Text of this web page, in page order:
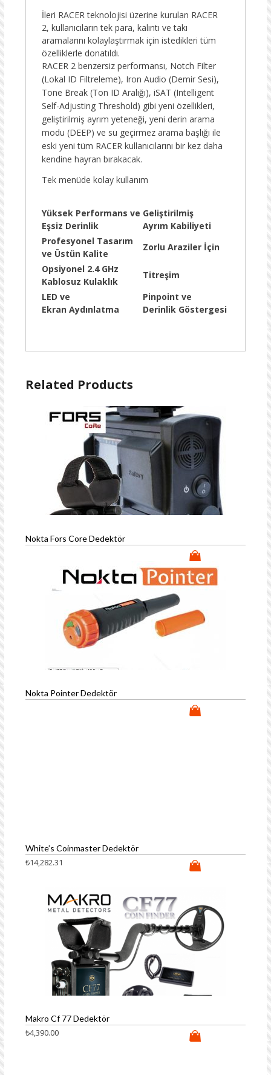
İleri RACER teknolojisi üzerine kurulan RACER
2, kullanıcıların tek para, kalıntı ve takı
aramalarını kolaylaştırmak için istedikleri tüm
özelliklerle donatıldı.
RACER 2 benzersiz performansı, Notch Filter
(Lokal ID Filtreleme), Iron Audio (Demir Sesi),
Tone Break (Ton ID Aralığı), iSAT (Intelligent
Self-Adjusting Threshold) gibi yeni özellikleri,
geliştirilmiş ayrım yeteneği, yeni derin arama
modu (DEEP) ve su geçirmez arama başlığı ile
eski yeni tüm RACER kullanıcılarını bir kez daha
kendine hayran bırakacak.
Tek menüde kolay kullanım
Yüksek Performans ve
Eşsiz Derinlik
Geliştirilmiş
Ayrım Kabiliyeti
Profesyonel Tasarım
ve Üstün Kalite
Zorlu Araziler İçin
Opsiyonel 2.4 GHz
Kablosuz Kulaklık
Titreşim
LED ve
Ekran Aydınlatma
Pinpoint ve
Derinlik Göstergesi
Related Products
Nokta Fors Core Dedektör
Nokta Pointer Dedektör
White’s Coinmaster Dedektör
₺14,282.31
Makro Cf 77 Dedektör
₺4,390.00